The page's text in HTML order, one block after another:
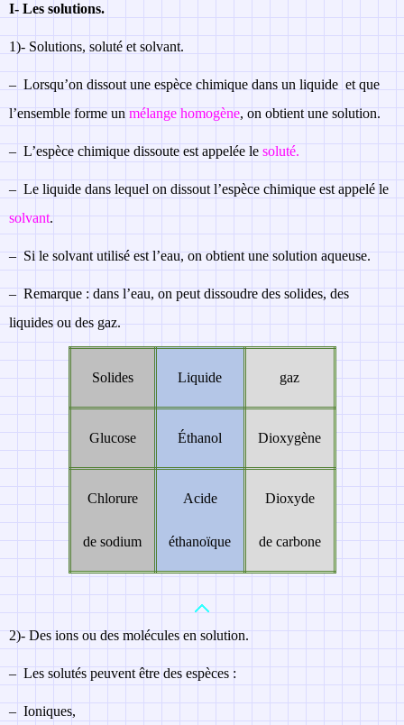
I- Les solutions.
1)- Solutions, soluté et solvant.
– Lorsqu’on dissout une espèce chimique dans un liquide et que
l’ensemble forme un mélange homogène, on obtient une solution.
– L’espèce chimique dissoute est appelée le soluté.
– Le liquide dans lequel on dissout l’espèce chimique est appelé le
solvant.
– Si le solvant utilisé est l’eau, on obtient une solution aqueuse.
– Remarque : dans l’eau, on peut dissoudre des solides, des
liquides ou des gaz.
Solides Liquide gaz
Glucose Éthanol Dioxygène
Chlorure
de sodium
Acide
éthanoïque
Dioxyde
de carbone
2)- Des ions ou des molécules en solution.
– Les solutés peuvent être des espèces :
– Ioniques,